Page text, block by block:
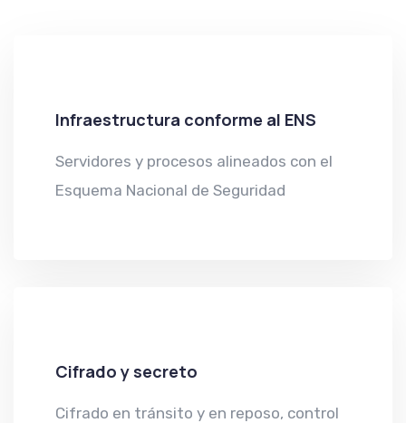
Infraestructura conforme al ENS
Servidores y procesos alineados con el
Esquema Nacional de Seguridad
Cifrado y secreto
Cifrado en tránsito y en reposo, control